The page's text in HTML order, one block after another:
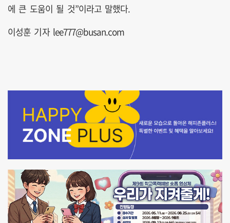
에 큰 도움이 될 것”이라고 말했다.
이성훈 기자 lee777@busan.com